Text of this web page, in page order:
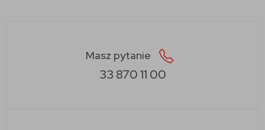
Masz pytanie
33 870 11 00